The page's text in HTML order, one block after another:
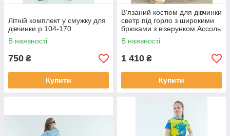
Літній комплект у смужку для
дівчинки р.104-170
В наявності
750 ₴
Купити
В'язаний костюм для дівчинки
светр під горло з широкими
брюками з візерунком Ассоль
р. 122-158
В наявності
1 410 ₴
Купити